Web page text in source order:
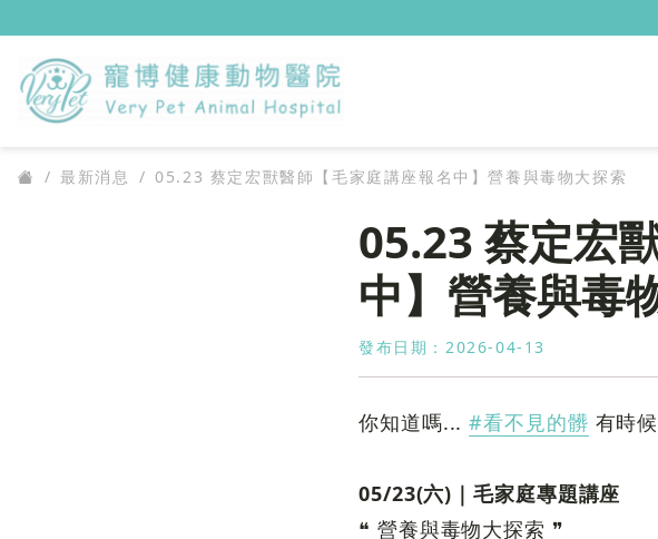
服務項目
關於本院
最新消息 05.23 蔡定宏獸醫師【毛家庭講座報名中】營養與毒物大探索
05.23 蔡定宏
中】營養與毒
發布日期：2026-04-13
你知道嗎...#看不見的髒 有時
05/23(六)｜毛家庭專題講座
❝ 營養與毒物大探索 ❞